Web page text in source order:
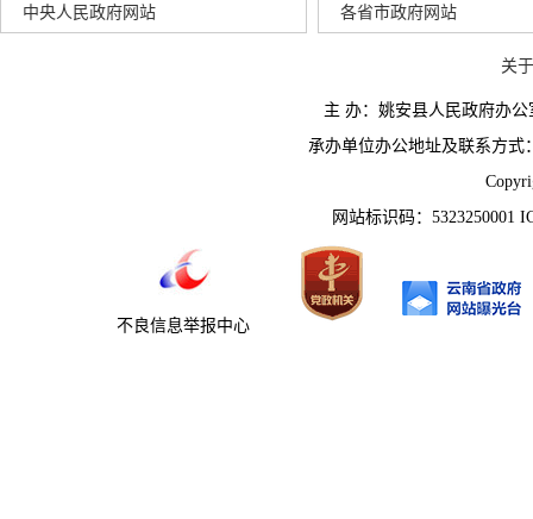
中央人民政府网站 各省市政府网站
关
主 办：姚安县人民政府办
承办单位办公地址及联系方式
网站标识码：5323250001
不良信息举报中心